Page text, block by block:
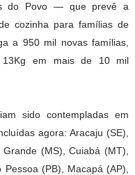
do Povo — que prevê a
cozinha para famílias de
a 950 mil novas famílias,
13Kg em mais de 10 mil
sido contempladas em
agora: Aracaju (SE),
(MS), Cuiabá (MT),
(PB), Macapá (AP),